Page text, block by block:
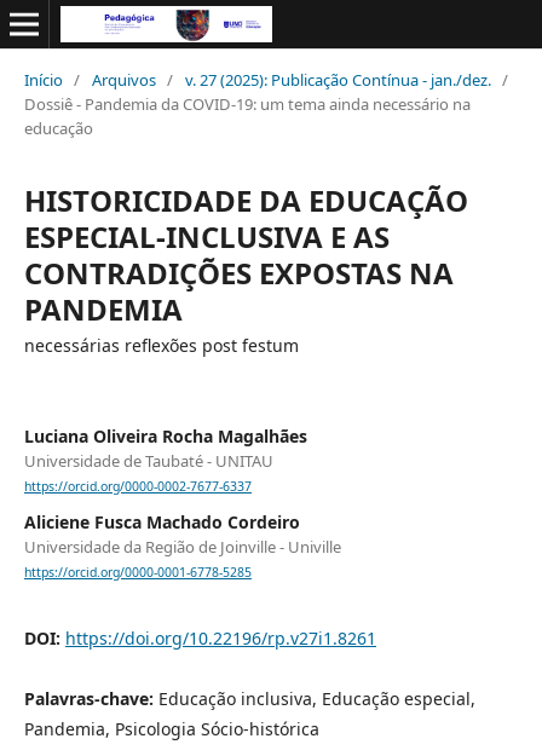
Início / Arquivos / v. 27 (2025): Publicação Contínua - jan./dez. /
Dossiê - Pandemia da COVID-19: um tema ainda necessário na
educação
HISTORICIDADE DA EDUCAÇÃO
ESPECIAL-INCLUSIVA E AS
CONTRADIÇÕES EXPOSTAS NA
PANDEMIA
necessárias reflexões post festum
Luciana Oliveira Rocha Magalhães
Universidade de Taubaté - UNITAU
https://orcid.org/0000-0002-7677-6337
Aliciene Fusca Machado Cordeiro
Universidade da Região de Joinville - Univille
https://orcid.org/0000-0001-6778-5285
DOI: https://doi.org/10.22196/rp.v27i1.8261
Palavras-chave: Educação inclusiva, Educação especial,
Pandemia, Psicologia Sócio-histórica